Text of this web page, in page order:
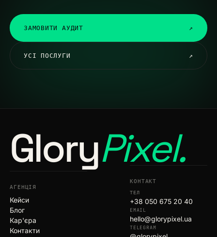
ЗАМОВИТИ АУДИТ ↗
УСІ ПОСЛУГИ ↗
GloryPixel.
АГЕНЦІЯ
Кейси
Блог
Кар'єра
Контакти
КОНТАКТ
ТЕЛ
+38 050 675 20 40
EMAIL
hello@glorypixel.ua
TELEGRAM